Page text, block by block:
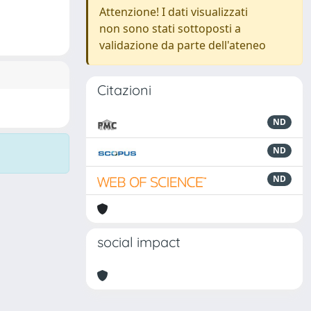
Attenzione! I dati visualizzati
non sono stati sottoposti a
validazione da parte dell'ateneo
Citazioni
ND
ND
ND
social impact